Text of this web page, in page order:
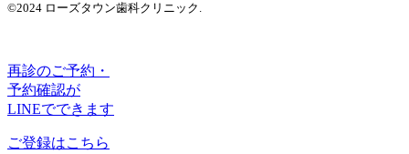
©2024 ローズタウン歯科クリニック.
再診のご予約・
予約確認が
LINEでできます
ご登録はこちら